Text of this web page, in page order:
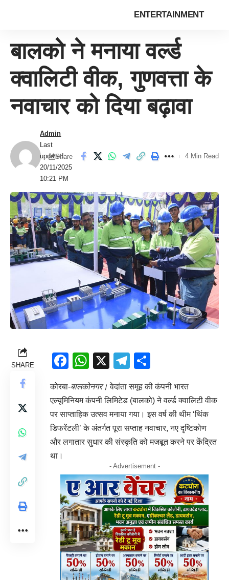
ENTERTAINMENT
बालको ने मनाया वर्ल्ड
क्वालिटी वीक, गुणवत्ता के
नवाचार को दिया बढ़ावा
Last
updated:
20/11/2025
10:21 PM
Admin
Share 4 Min Read
SHARE Facebook
WhatsApp
X Telegram
कोरबा-बालकोनगर। वेदांता समूह की कंपनी भारत
एल्यूमिनियम कंपनी लिमिटेड (बालको) ने वर्ल्ड क्वालिटी वीक
पर साप्ताहिक उत्सव मनाया गया। इस वर्ष की थीम ‘थिंक
डिफरेंटली’ के अंतर्गत पूरा सप्ताह नवाचार, नए दृष्टिकोण
और लगातार सुधार की संस्कृति को मजबूत करने पर केंद्रित
था।
- Advertisement -